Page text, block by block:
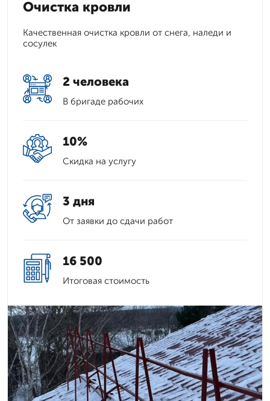
Очистка кровли
Качественная очистка кровли от снега, наледи и
сосулек
2 человека
В бригаде рабочих
10%
Скидка на услугу
3 дня
От заявки до сдачи работ
16 500
Итоговая стоимость